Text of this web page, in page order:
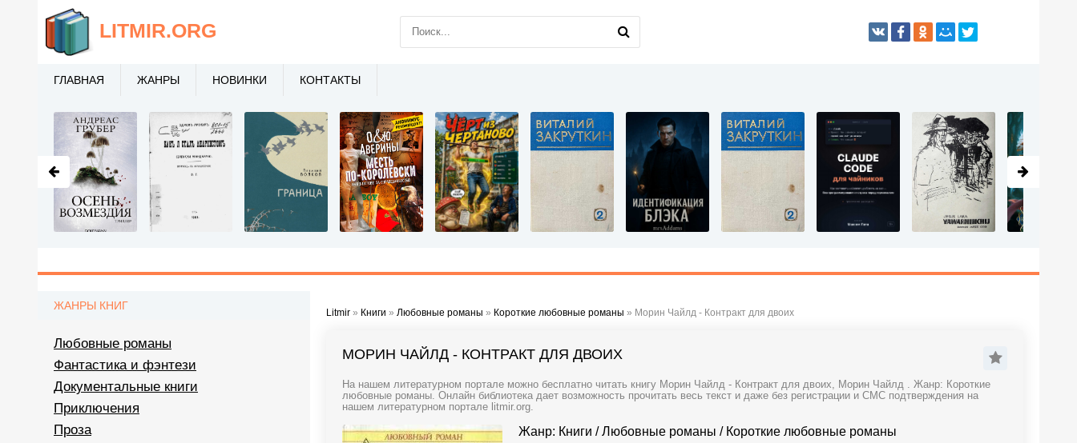
Litmir » Книги » Любовные романы » Короткие любовные романы » Морин Чайлд - Контракт для двоих
МОРИН ЧАЙЛД - КОНТРАКТ ДЛЯ ДВОИХ
На нашем литературном портале можно бесплатно читать книгу Морин Чайлд - Контракт для двоих, Морин Чайлд . Жанр: Короткие
любовные романы. Онлайн библиотека дает возможность прочитать весь текст и даже без регистрации и СМС подтверждения на
нашем литературном портале litmir.org.
Жанр: Книги /Любовные романы / Короткие любовные романы
ЖАНРЫ КНИГ
Любовные романы
Фантастика и фэнтези
Документальные книги
Приключения
Проза
LITMIR.ORG
ГЛАВНАЯ ЖАНРЫ НОВИНКИ КОНТАКТЫ